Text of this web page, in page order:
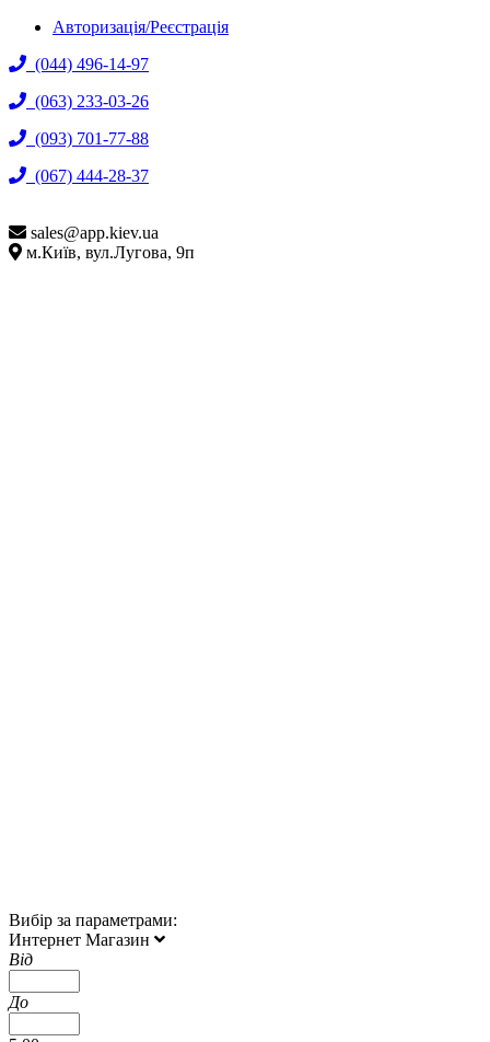
Авторизація/Реєстрація
(044) 496-14-97
(063) 233-03-26
(093) 701-77-88
(067) 444-28-37
sales@app.kiev.ua
м.Київ, вул.Лугова, 9п
Вибір за параметрами:
Интернет Магазин
Від
До